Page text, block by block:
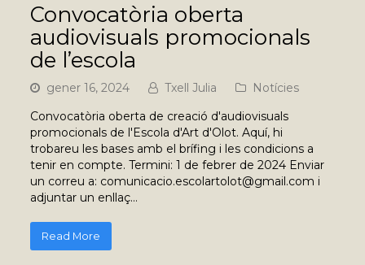
Convocatòria oberta
audiovisuals promocionals
de l’escola
gener 16, 2024 Txell Julia
Notícies
Convocatòria oberta de creació d'audiovisuals
promocionals de l'Escola d'Art d'Olot. Aquí, hi
trobareu les bases amb el brífing i les condicions a
tenir en compte. Termini: 1 de febrer de 2024 Enviar
un correu a: comunicacio.escolartolot@gmail.com i
adjuntar un enllaç…
Read More